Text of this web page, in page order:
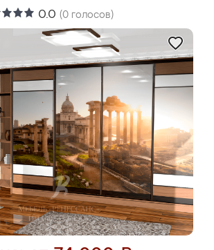
0.0 (0 голосов)